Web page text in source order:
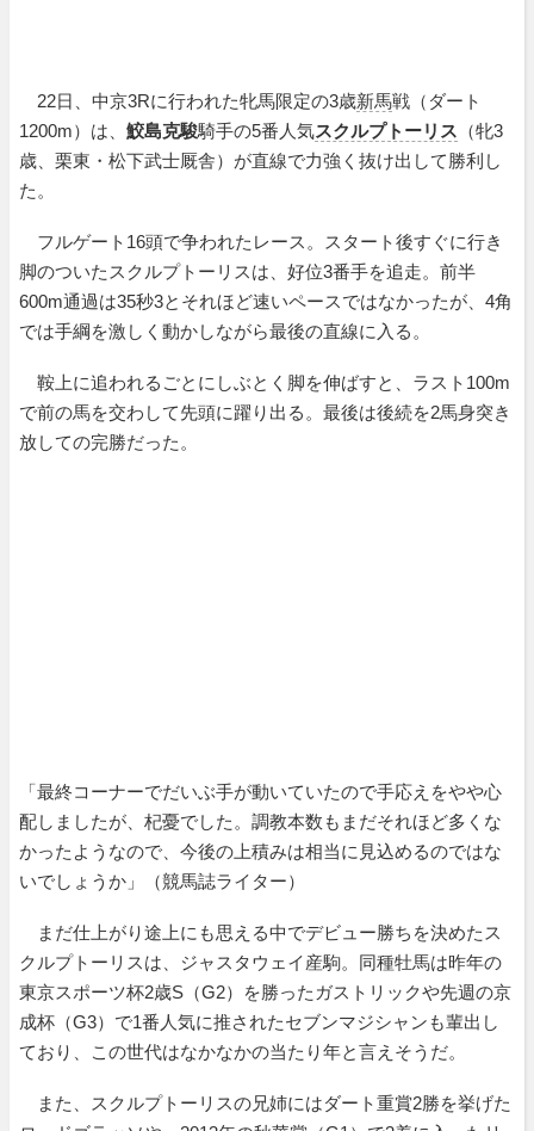
22日、中京3Rに行われた牝馬限定の3歳新馬戦（ダート
1200m）は、 鮫島克駿騎手の5番人気スクルプトーリス （牝3
歳、栗東・松下武士厩舎）が直線で力強く抜け出して勝利し
た。
フルゲート16頭で争われたレース。スタート後すぐに行き
脚のついたスクルプトーリスは、好位3番手を追走。前半
600m通過は35秒3とそれほど速いペースではなかったが、4角
では手綱を激しく動かしながら最後の直線に入る。
鞍上に追われるごとにしぶとく脚を伸ばすと、ラスト100m
で前の馬を交わして先頭に躍り出る。最後は後続を2馬身突き
放しての完勝だった。
「最終コーナーでだいぶ手が動いていたので手応えをやや心
配しましたが、杞憂でした。調教本数もまだそれほど多くな
かったようなので、今後の上積みは相当に見込めるのではな
いでしょうか」（競馬誌ライター）
まだ仕上がり途上にも思える中でデビュー勝ちを決めたス
クルプトーリスは、ジャスタウェイ産駒。同種牡馬は昨年の
東京スポーツ杯2歳S（G2）を勝ったガストリックや先週の京
成杯（G3）で1番人気に推されたセブンマジシャンも輩出し
ており、この世代はなかなかの当たり年と言えそうだ。
また、スクルプトーリスの兄姉にはダート重賞2勝を挙げた